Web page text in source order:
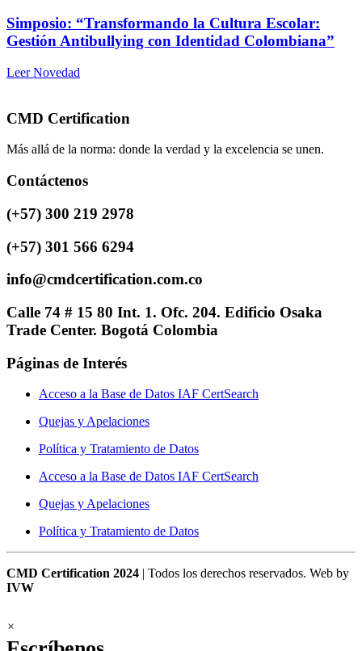
Simposio: “Transformando la Cultura Escolar:
Gestión Antibullying con Identidad Colombiana”
Leer Novedad
CMD Certification
Más allá de la norma: donde la verdad y la excelencia se unen.
Contáctenos
(+57) 300 219 2978
(+57) 301 566 6294
info@cmdcertification.com.co
Calle 74 # 15 80 Int. 1. Ofc. 204. Edificio Osaka
Trade Center. Bogotá Colombia
Páginas de Interés
Acceso a la Base de Datos IAF CertSearch
Quejas y Apelaciones
Política y Tratamiento de Datos
Acceso a la Base de Datos IAF CertSearch
Quejas y Apelaciones
Política y Tratamiento de Datos
CMD Certification 2024 | Todos los derechos reservados. Web by
IVW
×